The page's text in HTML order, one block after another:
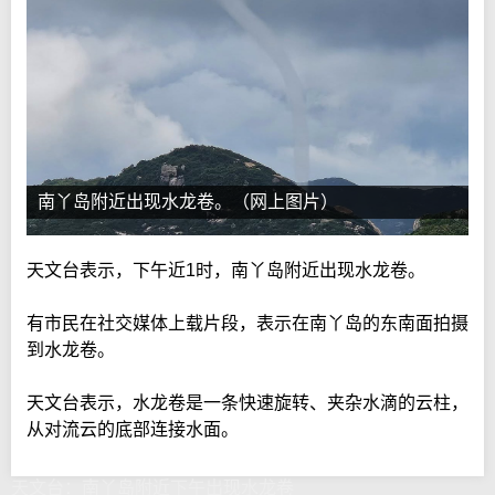
南丫岛附近出现水龙卷。（网上图片）
天文台表示，下午近1时，南丫岛附近出现水龙卷。
有市民在社交媒体上载片段，表示在南丫岛的东南面拍摄
到水龙卷。
天文台表示，水龙卷是一条快速旋转、夹杂水滴的云柱，
从对流云的底部连接水面。